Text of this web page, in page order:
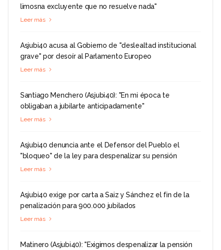
limosna excluyente que no resuelve nada"
Leer más
Asjubi40 acusa al Gobierno de "deslealtad institucional
grave" por desoír al Parlamento Europeo
Leer más
Santiago Menchero (Asjubi40): "En mi época te
obligaban a jubilarte anticipadamente"
Leer más
Asjubi40 denuncia ante el Defensor del Pueblo el
"bloqueo" de la ley para despenalizar su pensión
Leer más
Asjubi40 exige por carta a Saiz y Sánchez el fin de la
penalización para 900.000 jubilados
Leer más
Matinero (Asjubi40): "Exigimos despenalizar la pensión